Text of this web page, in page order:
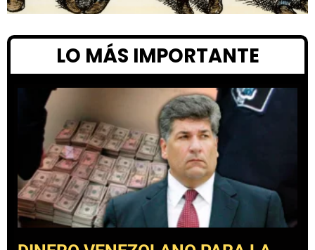
LO MÁS IMPORTANTE